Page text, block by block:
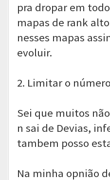
pra dropar em
mapas de rank
nesses mapas
evoluir.
2. Limitar o
Sei que muitos
n sai de Devias,
tambem posso
Na minha opnião